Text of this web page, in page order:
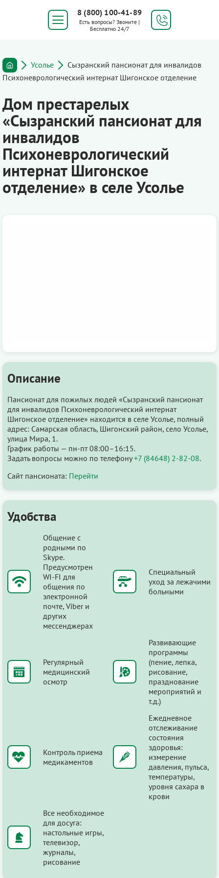
8 (800) 100-41-89
Есть вопросы? Звоните |
Бесплатно 24/7
Усолье
Сызранский пансионат для инвалидов
Психоневрологический интернат Шигонское отделение
Дом престарелых
«Сызранский пансионат для
инвалидов
Психоневрологический
интернат Шигонское
отделение» в селе Усолье
Описание
Пансионат для пожилых людей «Сызранский пансионат
для инвалидов Психоневрологический интернат
Шигонское отделение» находится в селе Усолье, полный
адрес: Самарская область, Шигонский район, село Усолье,
улица Мира, 1.
График работы — пн-пт 08:00–16:15.
Задать вопросы можно по телефону+7 (84648) 2-82-08.
Сайт пансионата: Перейти
Удобства
Общение с
родными по
Skype.
Предусмотрен
WI-FI для
общения по
электронной
почте, Viber и
других
мессенджерах
Специальный
уход за лежачими
больными
Регулярный
медицинский
осмотр
Развивающие
программы
(пение, лепка,
рисование,
празднование
мероприятий и
т.д.)
Контроль приема
медикаментов
Ежедневное
отслеживание
состояния
здоровья:
измерение
давления, пульса,
температуры,
уровня сахара в
крови
Все необходимое
для досуга:
настольные игры,
телевизор,
журналы,
рисование